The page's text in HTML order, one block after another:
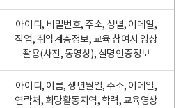
아이디, 비밀번호, 주소, 성별, 이메일,
직업, 취약계층정보, 교육 참여시 영상
촬용(사진, 동영상), 실명인증정보
아이디, 이름, 생년월일, 주소, 이메일,
연락처, 희망활동지역, 학력, 교육영상